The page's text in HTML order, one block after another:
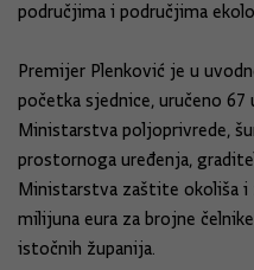
područjima i područjima
Premijer Plenković je u
početka sjednice, uručeno
Ministarstva poljoprivrede,
prostornoga uređenja,
Ministarstva zaštite okoliša i
milijuna eura za brojne
istočnih županija.